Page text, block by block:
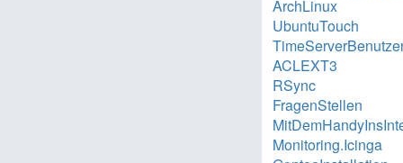
ArchLinux
UbuntuTouch
ACLEXT3
RSync
FragenStellen
Monitoring.Icinga